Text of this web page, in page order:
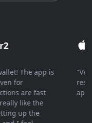
The app is
for
are fast
like the
up the
"Very